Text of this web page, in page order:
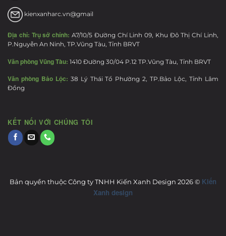
kienxanharc.vn@gmail
Địa chỉ: Trụ sở chính: A7/10/5 Đường Chí Linh 09, Khu Đô Thị Chí Linh,
P.Nguyễn An Ninh, TP.Vũng Tàu, Tỉnh BRVT
Văn phòng Vũng Tàu: 1410 Đường 30/04 P.12 TP.Vũng Tàu, Tỉnh BRVT
Văn phòng Bảo Lộc: 38 Lý Thái Tổ Phường 2, TP.Bảo Lộc, Tỉnh Lâm
Đồng
KẾT NỐI VỚI CHÚNG TÔI
Bản quyền thuộc Công ty TNHH Kiến Xanh Design 2026 © Kiến
Xanh design